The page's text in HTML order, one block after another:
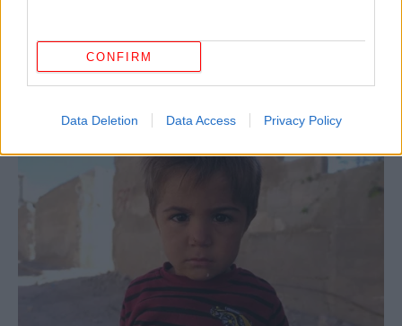
CONFIRM
Data Deletion Data Access Privacy Policy